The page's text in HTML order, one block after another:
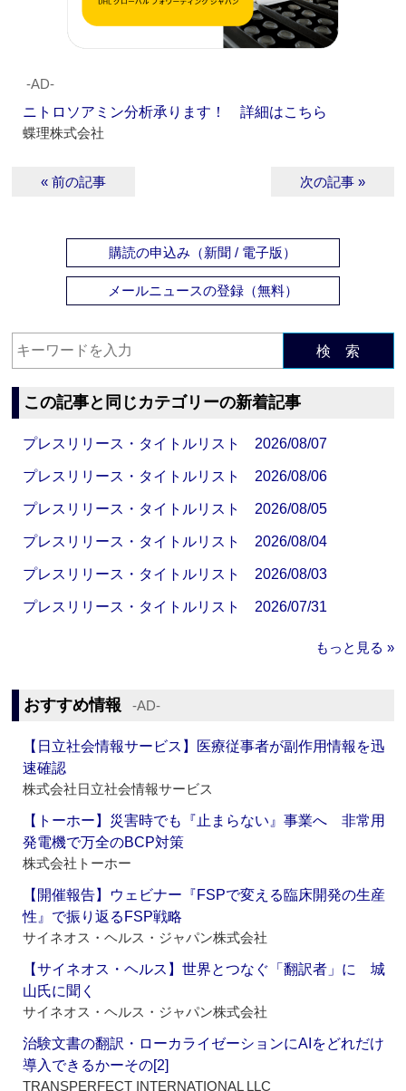
‐AD‐
ニトロソアミン分析承ります！ 詳細はこちら
蝶理株式会社
« 前の記事 次の記事 »
購読の申込み（新聞 / 電子版）
メールニュースの登録（無料）
検 索
この記事と同じカテゴリーの新着記事
プレスリリース・タイトルリスト 2026/08/07
プレスリリース・タイトルリスト 2026/08/06
プレスリリース・タイトルリスト 2026/08/05
プレスリリース・タイトルリスト 2026/08/04
プレスリリース・タイトルリスト 2026/08/03
プレスリリース・タイトルリスト 2026/07/31
もっと見る »
おすすめ情報 ‐AD‐
【日立社会情報サービス】医療従事者が副作用情報を迅
速確認
株式会社日立社会情報サービス
【トーホー】災害時でも『止まらない』事業へ 非常用
発電機で万全のBCP対策
株式会社トーホー
【開催報告】ウェビナー『FSPで変える臨床開発の生産
性』で振り返るFSP戦略
サイネオス・ヘルス・ジャパン株式会社
【サイネオス・ヘルス】世界とつなぐ「翻訳者」に 城
山氏に聞く
サイネオス・ヘルス・ジャパン株式会社
治験文書の翻訳・ローカライゼーションにAIをどれだけ
導入できるかーその[2]
TRANSPERFECT INTERNATIONAL LLC